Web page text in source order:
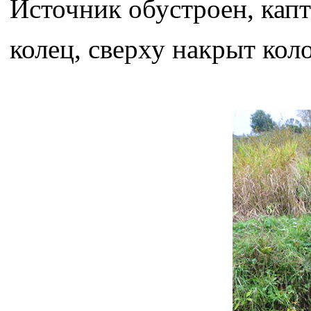
Источник обустроен,
колец, сверху накрыт